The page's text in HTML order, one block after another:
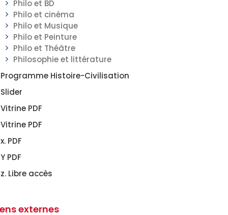
Philo et BD
Philo et cinéma
Philo et Musique
Philo et Peinture
Philo et Théâtre
Philosophie et littérature
Programme Histoire-Civilisation
Slider
Vitrine PDF
Vitrine PDF
x. PDF
Y PDF
z. Libre accès
externes